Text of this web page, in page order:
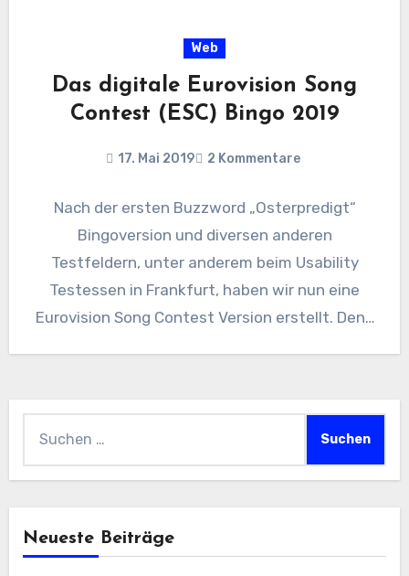
Web
Das digitale Eurovision Song
Contest (ESC) Bingo 2019
17. Mai 2019 2 Kommentare
Nach der ersten Buzzword „Osterpredigt“
Bingoversion und diversen anderen
Testfeldern, unter anderem beim Usability
Testessen in Frankfurt, haben wir nun eine
Eurovision Song Contest Version erstellt. Denn
Neueste Beiträge